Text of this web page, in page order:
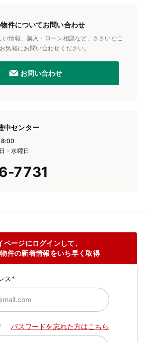
件についてお問い合わせ
情報、購入・ローン相談など、ささいなこ
気軽にお問い合わせください。
お問い合わせ
中センター
・水曜日
7731
ページにログインして、
件の新着情報をいち早く取得
ス
パスワードを忘れた方はこちら